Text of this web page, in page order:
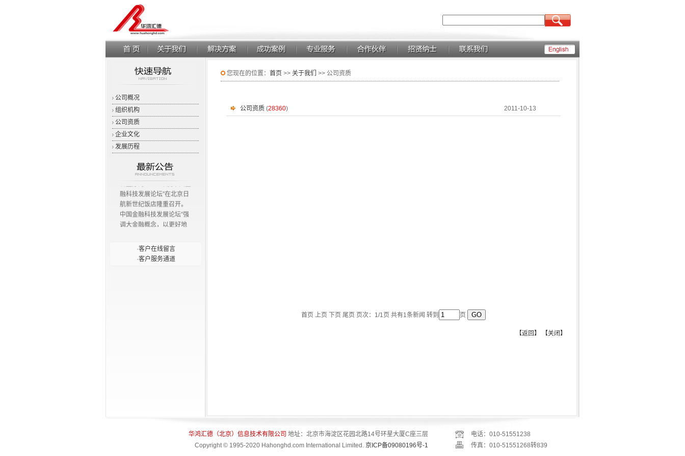
公司概况
组织机构
公司资质
企业文化
发展历程
11月23日，由中国计算机
用户协会和金融时代网联
合主办的“2012年度中国金
融科技发展论坛”在北京日
航新世纪饭店隆重召开。
中国金融科技发展论坛”强
调大金融概念，以更好地
设服务为目的，为国内外
关注该领域工作的单位和
·客户在线留言
·客户服务通道
您现在的位置： 首页 >> 关于我们 >> 公司资质
公司资质 (28360) 2011-10-13
首页 上页 下页 尾页 页次：1/1页 共有1条新闻 转到 页
【返回】 【关闭】
华鸿汇德（北京）信息技术有限公司 地址：北京市海淀区花园北路14号环星大厦C座三层
电话：010-51551238
Copyright © 1995-2020 Hahonghd.com International Limited. 京ICP备09080196号-1 传真：010-51551268转839